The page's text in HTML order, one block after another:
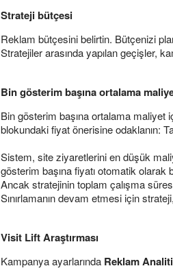
Strateji bütçesi
Reklam bütçesini belirtin. Bütçenizi
Stratejiler arasında yapılan geçişler,
Bin gösterim başına ortalama
Bin gösterim başına ortalama maliyet
blokundaki fiyat önerisine odaklanın:
Sistem, site ziyaretlerini en düşük
gösterim başına fiyatı otomatik
Ancak stratejinin toplam çalışma
Sınırlamanın devam etmesi için
Visit Lift Araştırması
Kampanya ayarlarında Reklam